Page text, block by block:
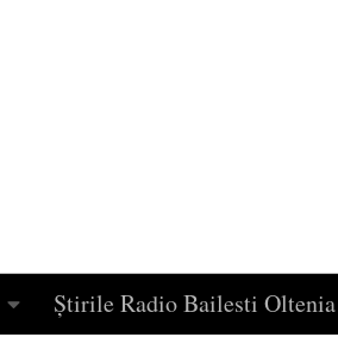
Știrile Radio Bailesti Oltenia